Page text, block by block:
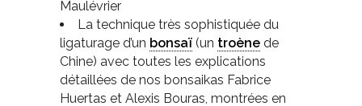
Maulévrier
La technique très sophistiquée du
ligaturage d’un bonsaï (un troène de
Chine) avec toutes les explications
détaillées de nos bonsaikas Fabrice
Huertas et Alexis Bouras, montrées en